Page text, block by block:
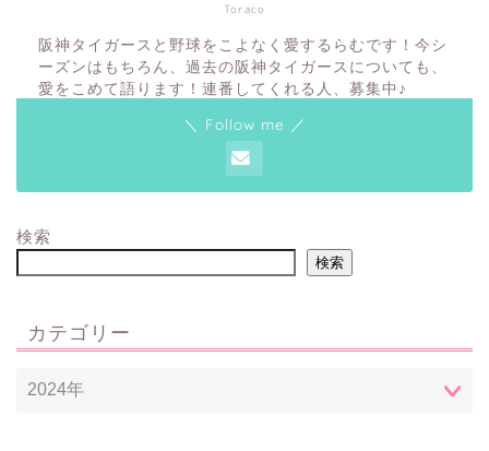
Toraco
阪神タイガースと野球をこよなく愛するらむです！今シ
ーズンはもちろん、過去の阪神タイガースについても、
愛をこめて語ります！連番してくれる人、募集中♪
＼ Follow me ／
検索
検索
カテゴリー